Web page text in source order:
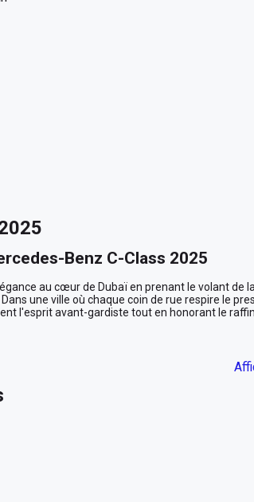
Benz C-Class 2025
au cœur de Dubaï en prenant le volant de la
une ville où chaque coin de rue respire le
l'esprit avant-gardiste tout en honorant le
aérodynamique glisse à travers les reflets
des longs trajets.